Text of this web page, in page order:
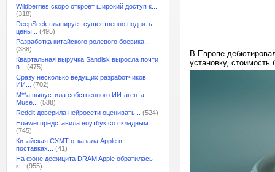
Wildberries скоро откроет широкий доступ к...
(318)
DeepSeek планирует существенно поднять
цены...
(495)
Разработка китайского ролевого боевика...
(388)
Квартальная выручка Sandisk выросла почти
в...
(475)
Сразу несколько ведущих разработчиков
ИИ...
(702)
M**a выпустила собственного ИИ-агента
Muse...
(588)
Reddit доверила нейросети оценивать...
(524)
Huawei представила ноутбук со складным...
(745)
Китайская CXMT отказала Apple в
поставках...
(41)
На фоне дефицита DRAM Apple обратилась
к...
(955)
В Европе
установку,